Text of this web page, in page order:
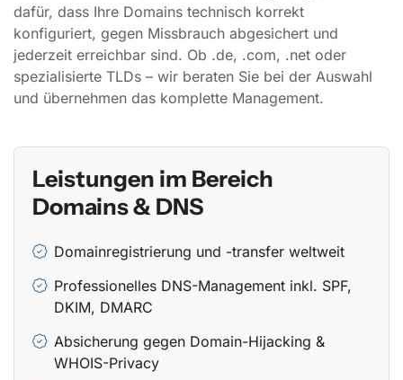
dafür, dass Ihre Domains technisch korrekt
konfiguriert, gegen Missbrauch abgesichert und
jederzeit erreichbar sind. Ob .de, .com, .net oder
spezialisierte TLDs – wir beraten Sie bei der Auswahl
und übernehmen das komplette Management.
Leistungen im Bereich
Domains & DNS
Domainregistrierung und -transfer weltweit
Professionelles DNS-Management inkl. SPF,
DKIM, DMARC
Absicherung gegen Domain-Hijacking &
WHOIS-Privacy